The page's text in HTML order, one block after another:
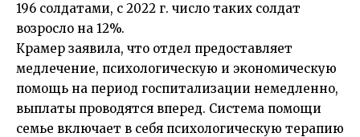
196 солдатами, с 2022 г. число таких солдат
возросло на 12%.
Крамер заявила, что отдел предоставляет
медлечение, психологическую и экономическую
помощь на период госпитализации немедленно,
выплаты проводятся вперед. Система помощи
семье включает в себя психологическую терапию